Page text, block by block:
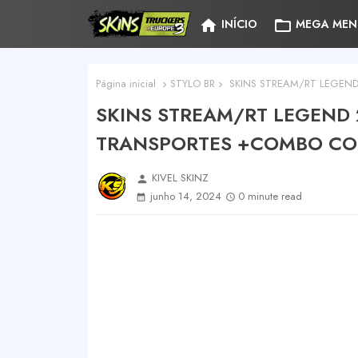
home INÍCIO folder_open MEGA
Página inicial STYLO BR SKINS STREAM/RT
SKINS STREAM/RT
TRANSPORTES +COMBO
person KIVEL SKINZ
junho 14, 2024
0 minute read